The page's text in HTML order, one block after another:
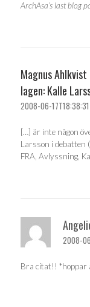
ArchAsa’s last blog
Magnus
lagen: Kalle
2008-06-
[…] är inte någon
Larsson i debatten
FRA, Avlyssning,
2008-
Bra citat!! *hoppar